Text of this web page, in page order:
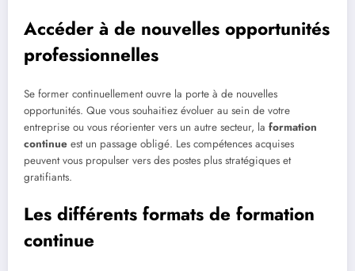
Accéder à de nouvelles opportunités
professionnelles
Se former continuellement ouvre la porte à de nouvelles
opportunités. Que vous souhaitiez évoluer au sein de votre
entreprise ou vous réorienter vers un autre secteur, la formation
continue est un passage obligé. Les compétences acquises
peuvent vous propulser vers des postes plus stratégiques et
gratifiants.
Les différents formats de formation
continue